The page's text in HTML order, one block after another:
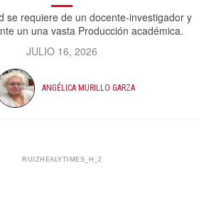
se requiere de un docente-investigador y
un una vasta Producción académica.
JULIO 16, 2026
ANGÉLICA MURILLO GARZA
RUIZHEALYTIMES_H_2